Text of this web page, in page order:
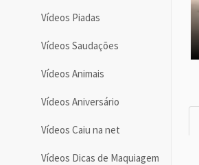
Vídeos Piadas
Vídeos Saudações
Vídeos Animais
Vídeos Aniversário
Vídeos Caiu na net
Vídeos Dicas de Maquiagem